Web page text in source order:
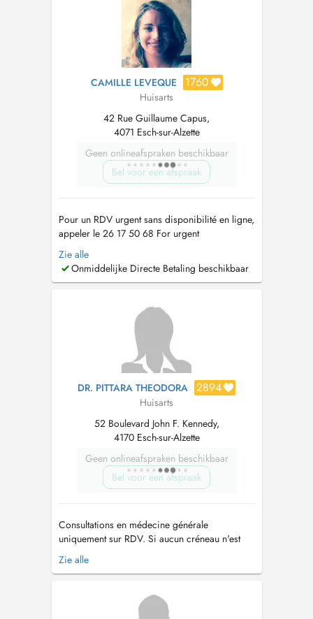
CAMILLE LEVEQUE 1760
Huisarts
42 Rue Guillaume Capus,
4071 Esch-sur-Alzette
Geen onlineafspraken beschikbaar
Bel voor een afspraak
Pour un RDV urgent sans disponibilité en ligne,
appeler le 26 17 50 68 For urgent
appointments not available online, call 26 17 50
68 Prise de RDV possible sur le site cm-
lallange.lu avec mes collègues. Devant
tout RDV non annulé sera facturé. Le cabin...
Zie alle
Onmiddelijke Directe Betaling beschikbaar
DR. PITTARA THEODORA 2894
Huisarts
52 Boulevard John F. Kennedy,
4170 Esch-sur-Alzette
Geen onlineafspraken beschikbaar
Bel voor een afspraak
Consultations en médecine générale
uniquement sur RDV. Si aucun créneau n'est
disponible en ligne veuillez contacter
directement notre secrétariat au 26 59 09 40
appointment. If there is no availability on
Doctena you might try to call the secretar...
Zie alle